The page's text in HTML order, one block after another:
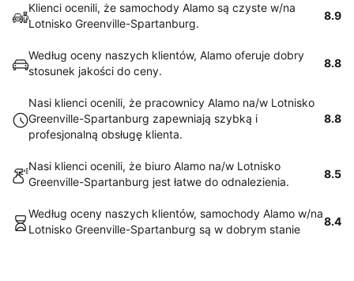
Klienci ocenili, że samochody Alamo są czyste w/na
Lotnisko Greenville-Spartanburg.
8.9
Według oceny naszych klientów, Alamo oferuje dobry
stosunek jakości do ceny.
8.8
Nasi klienci ocenili, że pracownicy Alamo na/w Lotnisko
Greenville-Spartanburg zapewniają szybką i
profesjonalną obsługę klienta.
8.8
Nasi klienci ocenili, że biuro Alamo na/w Lotnisko
Greenville-Spartanburg jest łatwe do odnalezienia.
8.5
Według oceny naszych klientów, samochody Alamo w/na
Lotnisko Greenville-Spartanburg są w dobrym stanie
8.4